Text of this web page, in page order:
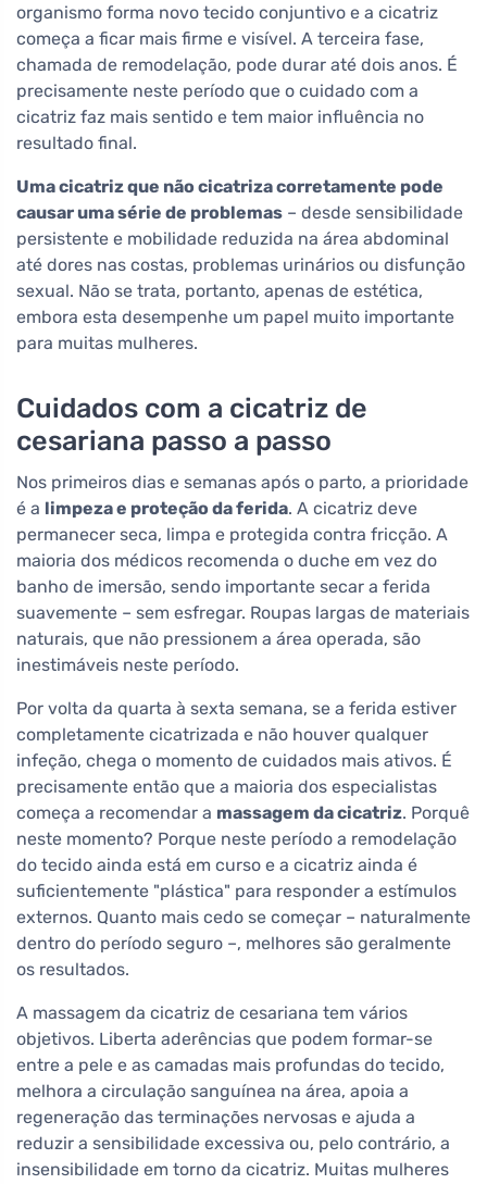
organismo forma novo tecido conjuntivo e a cicatriz
começa a ficar mais firme e visível. A terceira fase,
chamada de remodelação, pode durar até dois anos. É
precisamente neste período que o cuidado com a
cicatriz faz mais sentido e tem maior influência no
resultado final.
Uma cicatriz que não cicatriza corretamente pode
causar uma série de problemas – desde sensibilidade
persistente e mobilidade reduzida na área abdominal
até dores nas costas, problemas urinários ou disfunção
sexual. Não se trata, portanto, apenas de estética,
embora esta desempenhe um papel muito importante
para muitas mulheres.
Cuidados com a cicatriz de
cesariana passo a passo
Nos primeiros dias e semanas após o parto, a prioridade
é a limpeza e proteção da ferida. A cicatriz deve
permanecer seca, limpa e protegida contra fricção. A
maioria dos médicos recomenda o duche em vez do
banho de imersão, sendo importante secar a ferida
suavemente – sem esfregar. Roupas largas de materiais
naturais, que não pressionem a área operada, são
inestimáveis neste período.
Por volta da quarta à sexta semana, se a ferida estiver
completamente cicatrizada e não houver qualquer
infeção, chega o momento de cuidados mais ativos. É
precisamente então que a maioria dos especialistas
começa a recomendar a massagem da cicatriz. Porquê
neste momento? Porque neste período a remodelação
do tecido ainda está em curso e a cicatriz ainda é
suficientemente "plástica" para responder a estímulos
externos. Quanto mais cedo se começar – naturalmente
dentro do período seguro –, melhores são geralmente
os resultados.
A massagem da cicatriz de cesariana tem vários
objetivos. Liberta aderências que podem formar-se
entre a pele e as camadas mais profundas do tecido,
melhora a circulação sanguínea na área, apoia a
regeneração das terminações nervosas e ajuda a
reduzir a sensibilidade excessiva ou, pelo contrário, a
insensibilidade em torno da cicatriz. Muitas mulheres